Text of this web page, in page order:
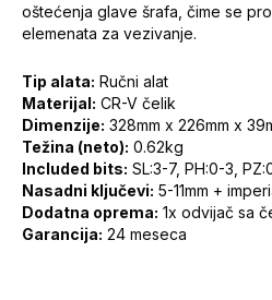
oštećenja glave šrafa, čime se
elemenata za vezivanje.
Tip alata: Ručni alat
Materijal: CR-V čelik
Dimenzije: 328mm x 226mm x
Težina (neto): 0.62kg
Included bits: SL:3-7, PH:0-3,
Nasadni ključevi: 5-11mm +
Dodatna oprema: 1x odvijač sa
Garancija: 24 meseca